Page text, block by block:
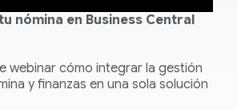
nómina en Business Central
webinar cómo integrar la gestión
y finanzas en una sola solución